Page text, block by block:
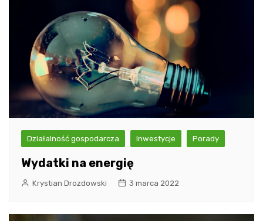
Działalność gospodarcza Inwestycje Porady
Wydatki na energię
Krystian Drozdowski 3 marca 2022